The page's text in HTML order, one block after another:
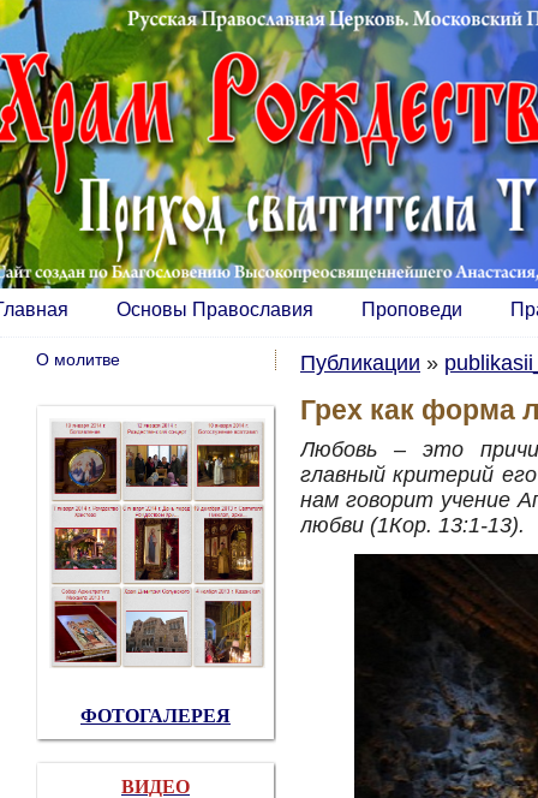
Основы Православия Проповеди
Публикации »
Грех как форма
Любовь – это
главный критерий
нам говорит учение
любви (1Кор. 13:1-13).
О молитве
ФОТОГАЛЕРЕЯ
ВИДЕО